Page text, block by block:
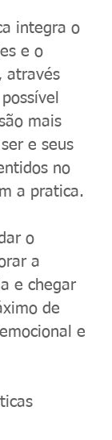
integra o
e o
através
mais
e seus
no
a pratica.
o
a
e chegar
de
e